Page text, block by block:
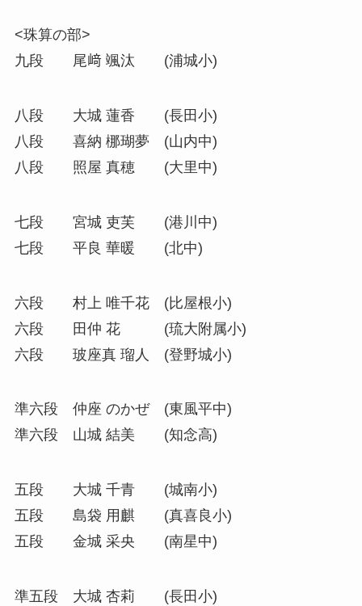
<珠算の部>
九段 尾﨑 颯汰 (浦城小)
八段 大城 蓮香 (長田小)
八段 喜納 梛瑚夢 (山内中)
八段 照屋 真穂 (大里中)
七段 宮城 吏芙 (港川中)
七段 平良 華暖 (北中)
六段 村上 唯千花 (比屋根小)
六段 田仲 花 (琉大附属小)
六段 玻座真 瑠人 (登野城小)
準六段 仲座 のかぜ (東風平中)
準六段 山城 結美 (知念高)
五段 大城 千青 (城南小)
五段 島袋 用麒 (真喜良小)
五段 金城 采央 (南星中)
準五段 大城 杏莉 (長田小)